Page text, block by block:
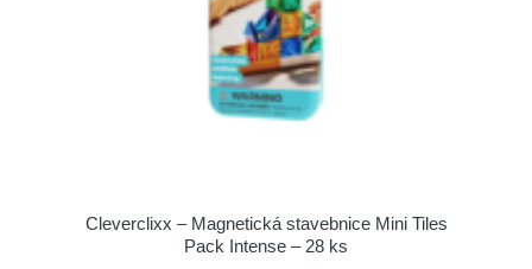
Cleverclixx – Magnetická stavebnice Mini Tiles
Pack Intense – 28 ks